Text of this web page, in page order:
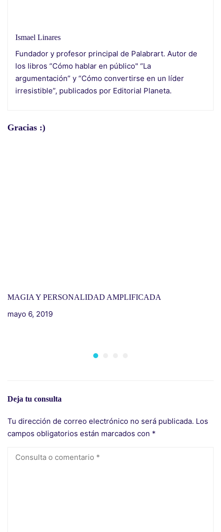
Ismael Linares
Fundador y profesor principal de Palabrart. Autor de
los libros “Cómo hablar en público" “La
argumentación” y “Cómo convertirse en un líder
irresistible”, publicados por Editorial Planeta.
Gracias :)
MAGIA Y PERSONALIDAD AMPLIFICADA
mayo 6, 2019
Deja tu consulta
Tu dirección de correo electrónico no será publicada. Los
campos obligatorios están marcados con *